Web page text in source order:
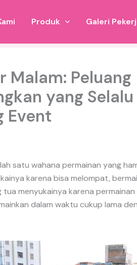
Produk Galeri
Malam: Peluang
yang Selalu
Event
satu wahana permainan yang
karena bisa melompat,
menyukainya karena
dalam waktu cukup lama